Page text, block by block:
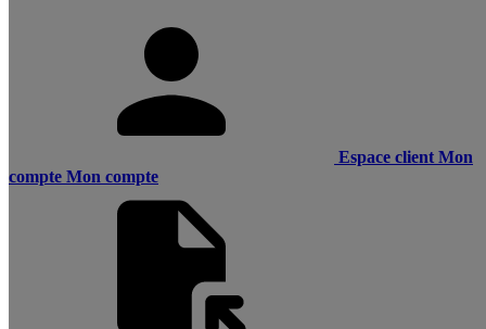
Espace client Mon
compte Mon compte